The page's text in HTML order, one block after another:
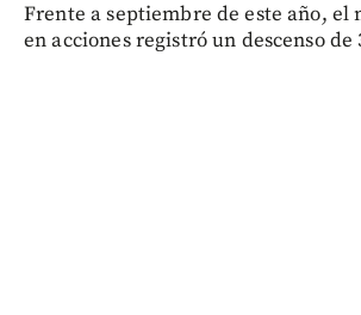
Frente a septiembre de este año, el
en acciones registró un descenso